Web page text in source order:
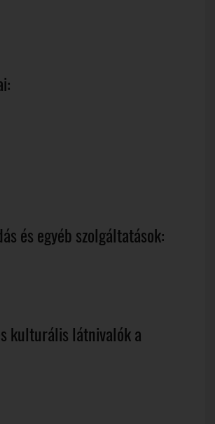
és egyéb szolgáltatások:
kulturális látnivalók a